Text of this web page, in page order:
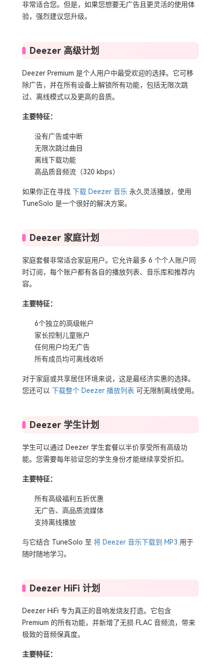
非常适合您。但是，如果您想要无广告且更灵活的使用体
验，强烈建议您升级。
Deezer 高级计划
Deezer Premium 是个人用户中最受欢迎的选择。它可移
除广告，并在所有设备上解锁所有功能，包括无限次跳
过、离线模式以及更高的音质。
主要特征：
没有广告或中断
无限次跳过曲目
离线下载功能
高品质音频流（320 kbps）
如果你正在寻找 下载 Deezer 音乐 永久灵活播放，使用
TuneSolo 是一个很好的解决方案。
Deezer 家庭计划
家庭套餐非常适合家庭用户。它允许最多 6 个个人账户同
时订阅，每个账户都有各自的播放列表、音乐库和推荐内
容。
主要特征：
6个独立的高级帐户
家长控制儿童账户
任何用户均无广告
所有成员均可离线收听
对于家庭或共享居住环境来说，这是最经济实惠的选择。
您还可以 下载整个 Deezer 播放列表 可无限制离线使用。
Deezer 学生计划
学生可以通过 Deezer 学生套餐以半价享受所有高级功
能。您需要每年验证您的学生身份才能继续享受折扣。
主要特征：
所有高级福利五折优惠
无广告、高品质流媒体
支持离线播放
与它结合 TuneSolo 至 将 Deezer 音乐下载到 MP3 用于
随时随地学习。
Deezer HiFi 计划
Deezer HiFi 专为真正的音响发烧友打造。它包含
Premium 的所有功能，并新增了无损 FLAC 音频流，带来
极致的音频保真度。
主要特征：